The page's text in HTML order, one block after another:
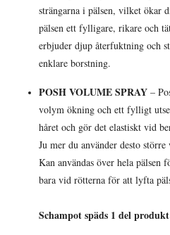
strängarna i pälsen, vilket ökar
pälsen ett fylligare, rikare och
erbjuder djup återfuktning och
enklare borstning.
POSH VOLUME SPRAY –
volym ökning och ett fylligt
håret och gör det elastiskt vid
Ju mer du använder desto
Kan användas över hela
bara vid rötterna för att lyfta
Schampot späds 1 del